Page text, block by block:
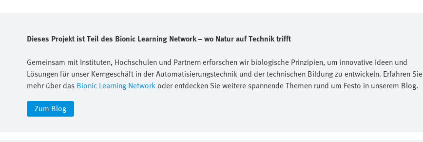
Dieses Projekt ist Teil des Bionic Learning Network – wo Natur auf Technik trifft
Gemeinsam mit Instituten, Hochschulen und Partnern erforschen wir biologische Prinzipien, um innovative Ideen und
Lösungen für unser Kerngeschäft in der Automatisierungstechnik und der technischen Bildung zu entwickeln. Erfahren Sie
mehr über das Bionic Learning Networkoder entdecken Sie weitere spannende Themen rund um Festo in unserem Blog.
Zum Blog